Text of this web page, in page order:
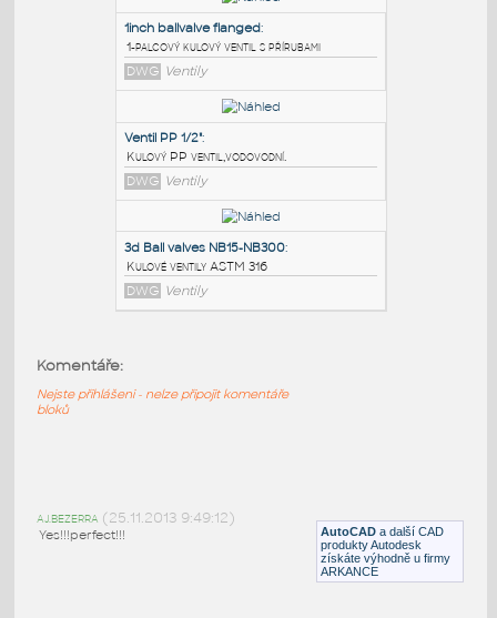
PODOBNÉ BLOKY:
1_x 3long_BALL_VALVE:
3D 1" x 3" long G-Series - kulový ventil
DWG Ventily
1inch ballvalve flanged
1-palcový kulový ventil s přírubami
DWG Ventily
DWG Ventily
DWG Ventily AutoCAD a další CAD
produkty Autodesk
získáte výhodně u firmy
ARKANCE
Komentáře:
Nejste přihlášeni - nelze připojit komentáře
bloků
AJ.BEZERRA (25.11.2013 9:49:12)
Yes!!!perfect!!!